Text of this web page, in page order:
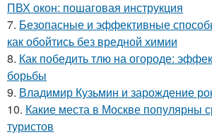
ПВХ окон: пошаговая инструкция
7. Безопасные и эффективные
как обойтись без вредной химии
8. Как победить тлю на огороде:
борьбы
9. Владимир Кузьмин и зарождение
10. Какие места в Москве популярны
туристов